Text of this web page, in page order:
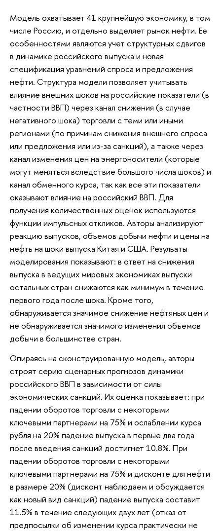
Модель охватывает 41 крупнейшую экономику, в том
числе Россию, и отдельно выделяет рынок нефти. Ее
особенностями являются учет структурных сдвигов
в динамике российского выпуска и новая
спецификация уравнений спроса и предложения
нефти. Структура модели позволяет учитывать
влияние внешних шоков на российские показатели (в
частности ВВП) через канал снижения (в случае
негативного шока) торговли с теми или иными
регионами (по причинам снижения внешнего спроса
или предложения или из-за санкций), а также через
канал изменения цен на энергоносители (которые
могут меняться вследствие большого числа шоков) и
канал обменного курса, так как все эти показатели
оказывают влияние на российский ВВП. Для
получения количественных оценок используются
функции импульсных откликов. Авторы анализируют
реакцию выпусков, объемов добычи нефти и цены на
нефть на шоки выпуска Китая и США. Резульаты
моделирования показывают: в ответ на снижения
выпуска в ведущих мировых экономиках выпуски
остальных стран снижаются как минимум в течение
первого года после шока. Кроме того,
обнаруживается значимое снижение нефтяных цен и
не обнаруживается значимого изменения объемов
добычи в большинстве стран.
Опираясь на сконструированную модель, авторы
строят серию сценарных прогнозов динамики
российского ВВП в зависимости от силы
экономических санкций. Их оценка показывает: при
падении оборотов торговли с некоторыми
ключевыми партнерами на 75% и ослаблении курса
рубля на 20% падение выпуска в первые два года
после введения санкций достигнет 10.8%. При
падении оборотов торговли с некоторыми
ключевыми партнерами на 75% и дисконте для нефти
в размере 20% (дисконт наблюдаем и обсуждается
как новый вид санкций) падение выпуска составит
11.5% в течение следующих двух лет (отказ от
предпосылки об изменении курса практически не